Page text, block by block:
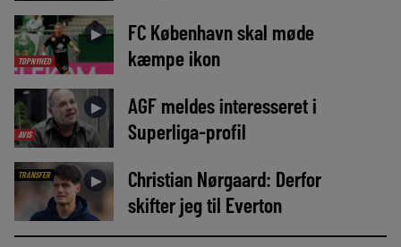
TOPNYHED
►
FC København skal møde
kæmpe ikon
AVIS
►
AGF meldes interesseret i
Superliga-profil
TRANSFER ►
Christian Nørgaard: Derfor
skifter jeg til Everton